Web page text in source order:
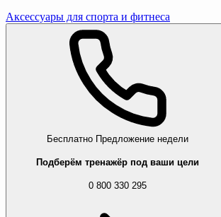
Аксессуары для спорта и фитнеса
Бесплатно Предложение недели
Подберём тренажёр под ваши цели
0 800 330 295